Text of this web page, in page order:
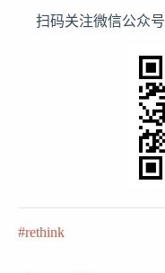
扫码关注微信公众号
rethink